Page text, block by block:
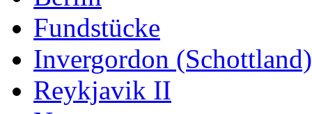
Fundstücke
Invergordon (Schottland)
Reykjavik II